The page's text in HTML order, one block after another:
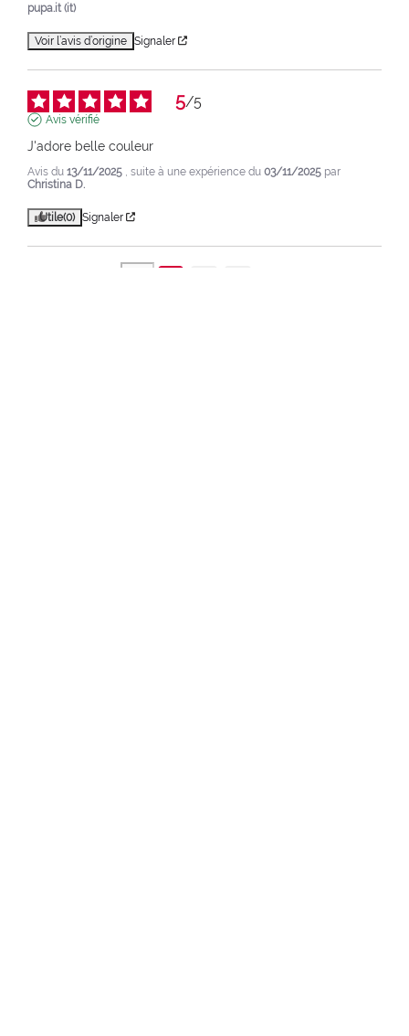
pupa.it (it)
Voir l’avis d’origine Signaler
5/5
Avis vérifié
J'adore belle couleur
Avis du 13/11/2025 , suite à une expérience du 03/11/2025 par
Christina D.
Utile(0) Signaler